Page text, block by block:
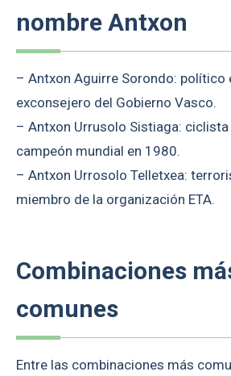
nombre Antxon
– Antxon Aguirre Sorondo: político
exconsejero del Gobierno Vasco.
– Antxon Urrusolo Sistiaga:
campeón mundial en 1980.
– Antxon Urrosolo Telletxea:
miembro de la organización ETA.
Combinaciones
comunes
Entre las combinaciones más